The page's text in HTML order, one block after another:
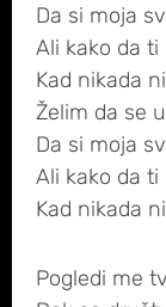
Da si moja
Ali kako da ti
Kad nikada
Želim da se
Da si moja
Ali kako da ti
Kad nikada
Pogledi me